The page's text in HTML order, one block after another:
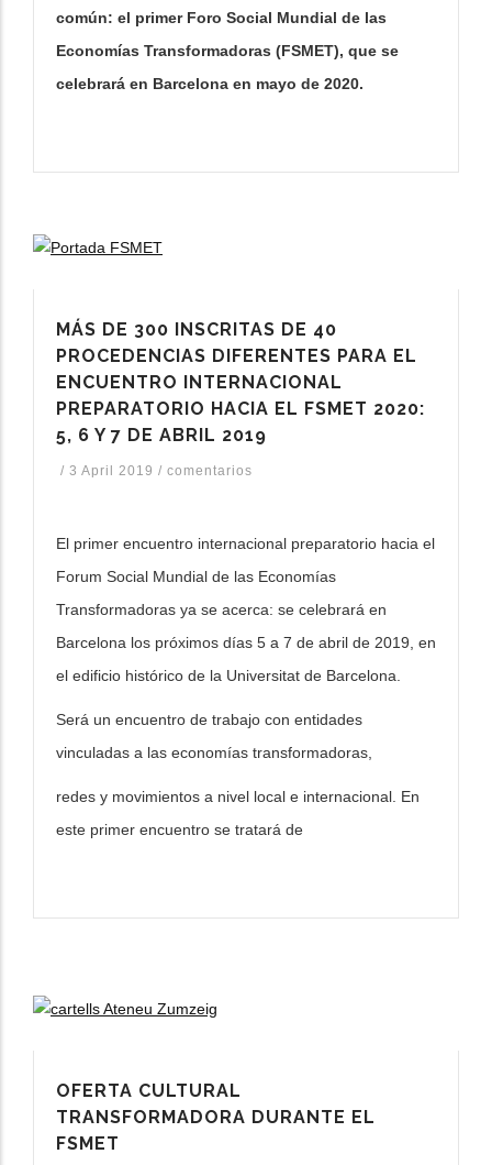
común: el primer Foro Social Mundial de las
Economías Transformadoras (FSMET), que se
celebrará en Barcelona en mayo de 2020.
MÁS DE 300 INSCRITAS DE 40
PROCEDENCIAS DIFERENTES PARA EL
ENCUENTRO INTERNACIONAL
PREPARATORIO HACIA EL FSMET 2020:
5, 6 Y 7 DE ABRIL 2019
/ 3 April 2019 / comentarios
El primer encuentro internacional preparatorio hacia el
Forum Social Mundial de las Economías
Transformadoras ya se acerca: se celebrará en
Barcelona los próximos días 5 a 7 de abril de 2019, en
el edificio histórico de la Universitat de Barcelona.
Será un encuentro de trabajo con entidades
vinculadas a las economías transformadoras,
redes y movimientos a nivel local e internacional. En
este primer encuentro se tratará de
OFERTA CULTURAL
TRANSFORMADORA DURANTE EL
FSMET